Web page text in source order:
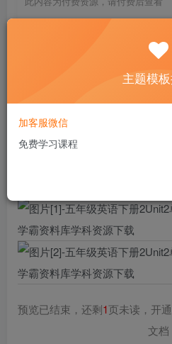
格式
页数
预览已结束，还剩1页未读，开
文档
主题模
加客服微信
免费学习课程